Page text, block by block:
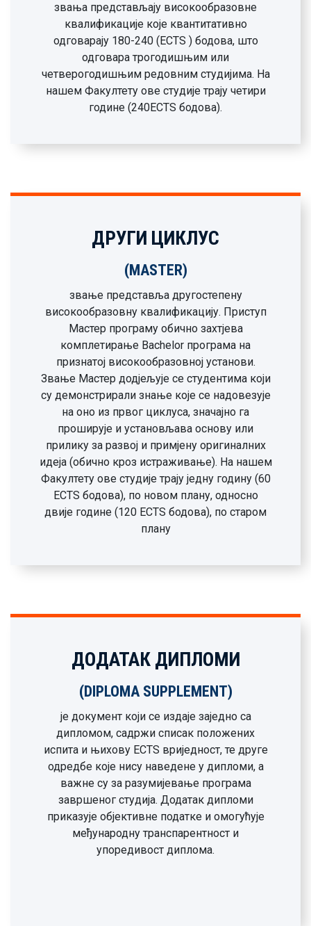
звања представљају високообразовне
квалификације које квантитативно
одговарају 180-240 (ECTЅ ) бодова, што
одговара трогодишњим или
четверогодишњим редовним студијима. На
нашем Факултету ове студије трају четири
године (240ECTЅ бодова).
ДРУГИ ЦИКЛУС
(MASTER)
звање представља другостепену
високообразовну квалификацију. Приступ
Мастер програму обично захтјева
комплетирање Bachelor програма на
признатој високообразовној установи.
Звање Мастер додјељује се студентима који
су демонстрирали знање које се надовезује
на оно из првог циклуса, значајно га
проширује и установљава основу или
прилику за развој и примјену оригиналних
идеја (обично кроз истраживање). На нашем
Факултету ове студије трају једну годину (60
ECTЅ бодова), по новом плану, односно
двије године (120 ECTS бодова), по старом
плану
ДОДАТАК ДИПЛОМИ
(DIPLOMA SUPPLEMENT)
је документ који се издаје заједно са
дипломом, садржи списак положених
испита и њихову ECTЅ вриједност, те друге
одредбе које нису наведене у дипломи, а
важне су за разумијевање програма
завршеног студија. Додатак дипломи
приказује објективне податке и омогућује
међународну транспарентност и
упоредивост диплома.